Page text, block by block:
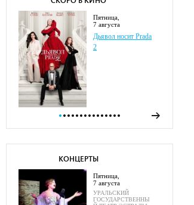
пятница,
7 августа
Дьявол носит Prada
2
КОНЦЕРТЫ
пятница,
7 августа
УРАЛЬСКИЙ
ГОСУДАРСТВЕННЫ